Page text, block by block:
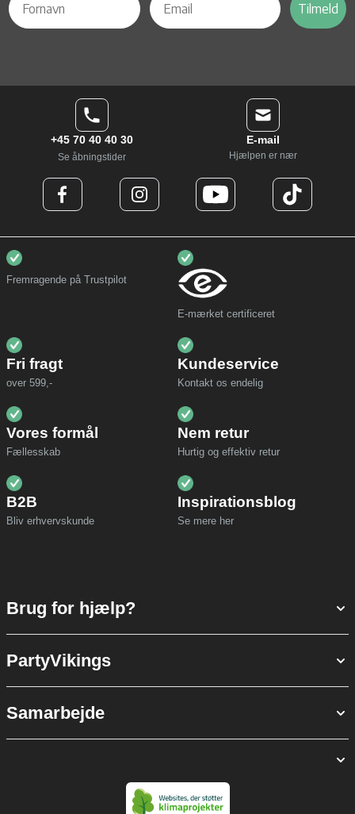
Tilmeld
+45 70 40 40 30
Se åbningstider
E-mail
Hjælpen er nær
Fremragende på Trustpilot
E-mærket certificeret
Fri fragt
over 599,-
Kundeservice
Kontakt os endelig
Vores formål
Fællesskab
Nem retur
Hurtig og effektiv retur
B2B
Bliv erhvervskunde
Inspirationsblog
Se mere her
Brug for hjælp?
PartyVikings
Samarbejde